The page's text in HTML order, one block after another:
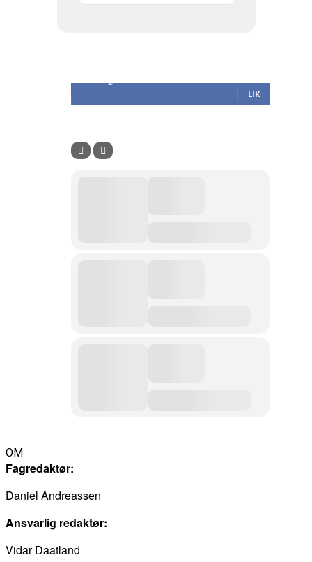
LIK
OM
Fagredaktør:
Daniel Andreassen
Ansvarlig redaktør:
Vidar Daatland